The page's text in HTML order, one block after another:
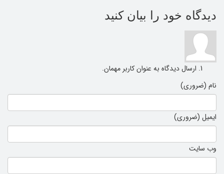
دیدگاه خود را بیان کنید
ارسال دیدگاه به عنوان کاربر مهمان.
نام (ضروری)
ایمیل (ضروری)
وب سایت